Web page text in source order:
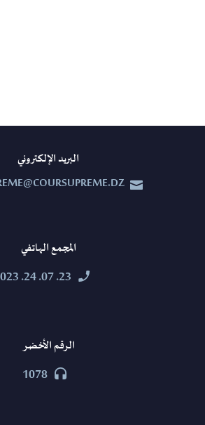
البريد الإلكتروني


المجمع الهاتفي


23. 07. 24. 023
الرقم الأخضر


1078